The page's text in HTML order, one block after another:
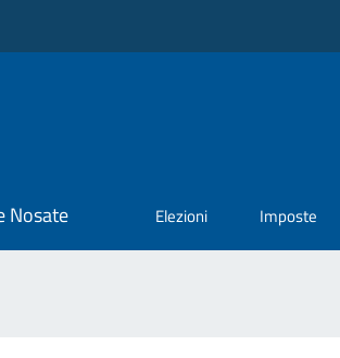
Nosate Elezioni Imposte